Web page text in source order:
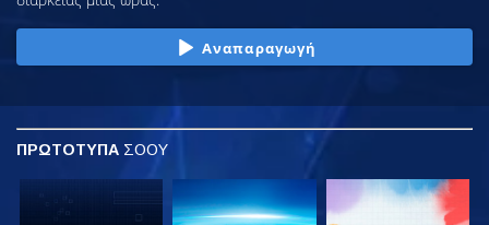
Αναπαραγωγή
ΠΡΩΤΟΤΥΠΑ ΣΟΟΥ